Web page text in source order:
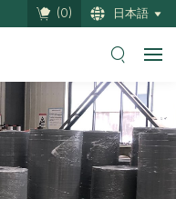
日本語
(0)